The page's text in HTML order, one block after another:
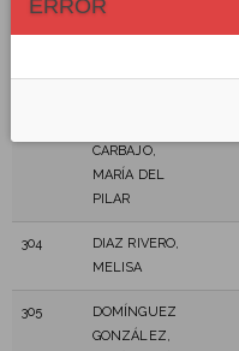
NOELIA
CARBAJO,
MARÍA DEL
PILAR
304
DIAZ RIVERO,
MELISA
305
DOMÍNGUEZ
GONZÁLEZ,
ERROR